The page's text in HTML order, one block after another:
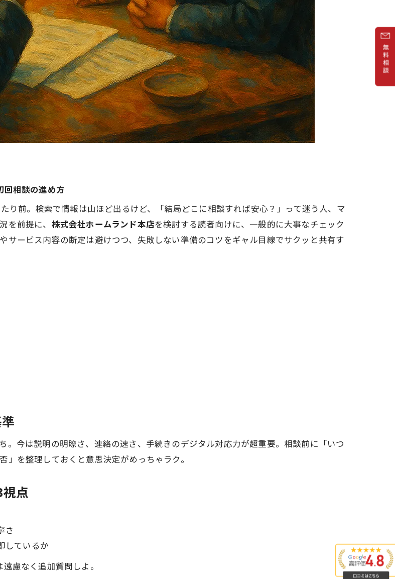
回相談の進め方
り前。検索で情報は山ほど出るけど、「結局どこに相談すれば安心？」って迷う人、マ
を前提に、 株式会社ホームランド本店を検討する読者向けに、一般的に大事なチェック
ービス内容の断定は避けつつ、失敗しない準備のコツをギャル目線でサクッと共有す
今は説明の明瞭さ、連絡の速さ、手続きのデジタル対応力が超重要。相談前に「いつ
を整理しておくと意思決定がめっちゃラク。
点
さ
しているか
慮なく追加質問しよ。